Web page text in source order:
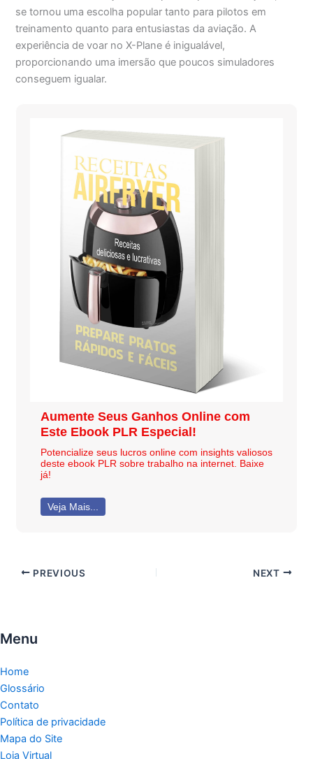
se tornou uma escolha popular tanto para pilotos em
treinamento quanto para entusiastas da aviação. A
experiência de voar no X-Plane é inigualável,
proporcionando uma imersão que poucos simuladores
conseguem igualar.
Aumente Seus Ganhos Online com
Este Ebook PLR Especial!
Potencialize seus lucros online com insights valiosos
deste ebook PLR sobre trabalho na internet. Baixe
já!
Veja Mais...
PREVIOUS NEXT
Menu
Home
Glossário
Contato
Política de privacidade
Mapa do Site
Loja Virtual